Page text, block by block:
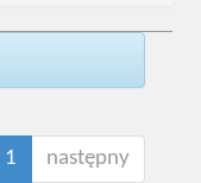
1 następny